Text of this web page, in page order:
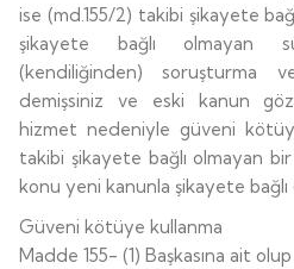
ise (md.155/2) takibi şikayete
şikayete bağlı olmayan
(kendiliğinden) soruşturma
demişsiniz ve eski kanun
hizmet nedeniyle güveni
takibi şikayete bağlı olmayan
konu yeni kanunla şikayete bağlı
Güveni kötüye kullanma
Madde 155- (1) Başkasına ait